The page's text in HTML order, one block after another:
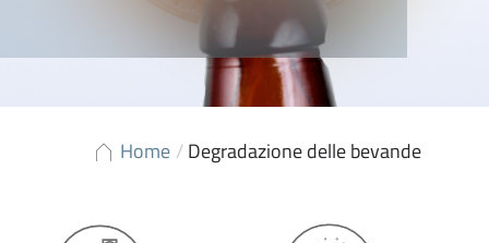
Home /Degradazione delle bevande